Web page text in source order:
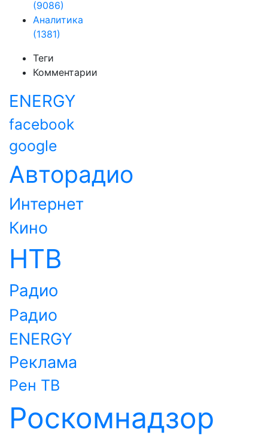
(9086)
Аналитика
(1381)
Теги
Комментарии
ENERGY
facebook
google
Авторадио
Интернет
Кино
НТВ
Радио
Радио
ENERGY
Реклама
Рен ТВ
Роскомнадзор